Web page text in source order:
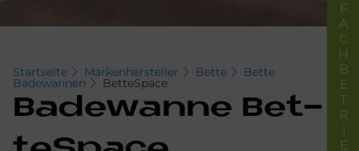
Startseite Markenhersteller Bette Bette
Badewannen BetteSpace
Ba­de­wan­ne Bet­
FACHBETRIEBE